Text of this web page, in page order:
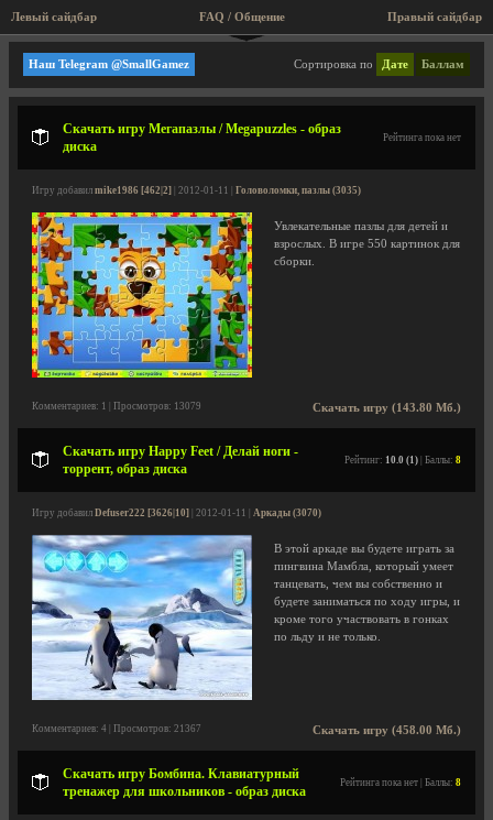
Левый сайдбар FAQ / Общение
Игры для детей, обучающие
Сортировка по Дате Баллам
Наш Telegram @SmallGamez
Скачать игру Мегапазлы / Megapuzzles - образ
диска
Рейтинга пока нет
Игру добавил mike1986 [462|2] | 2012-01-11 | Головоломки, пазлы (3035)
Увлекательные пазлы для детей и
взрослых. В игре 550 картинок для
сборки.
Скачать игру (143.80 Мб.)
Комментариев: 1 | Просмотров: 13079
Скачать игру Happy Feet / Делай ноги -
торрент, образ диска
Рейтинг: 10.0 (1) | Баллы: 8
Игру добавил Defuser222 [3626|10] | 2012-01-11 | Аркады (3070)
В этой аркаде вы будете играть за
пингвина Мамбла, который умеет
танцевать, чем вы собственно и
будете заниматься по ходу игры, и
кроме того участвовать в гонках
по льду и не только.
Скачать игру (458.00 Мб.)
Комментариев: 4 | Просмотров: 21367
Скачать игру Бомбина. Клавиатурный
тренажер для школьников - образ диска
Рейтинга пока нет | Баллы: 8